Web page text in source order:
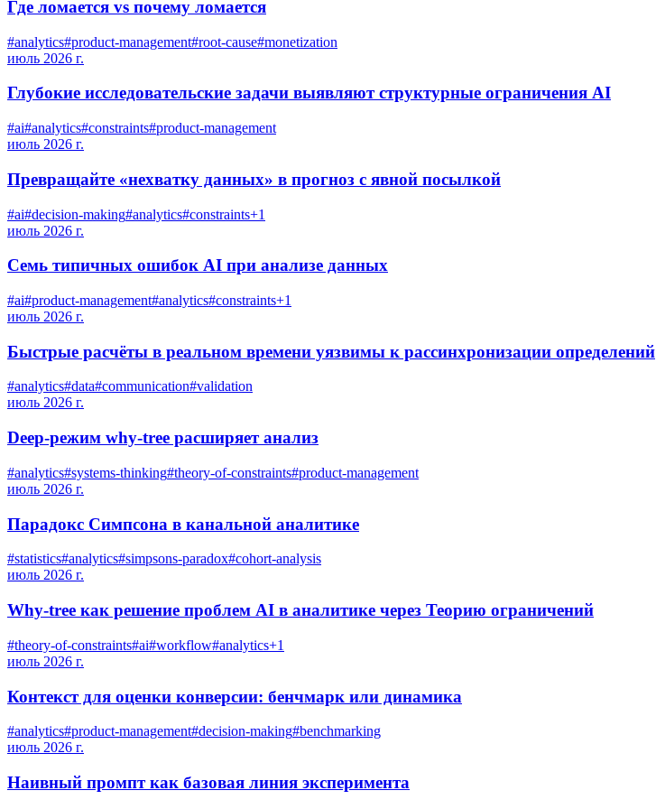
Где ломается vs почему ломается
#analytics#product-management#root-cause#monetization
июль 2026 г.
Глубокие исследовательские задачи выявляют структурные ограничения AI
#ai#analytics#constraints#product-management
июль 2026 г.
Превращайте «нехватку данных» в прогноз с явной посылкой
#ai#decision-making#analytics#constraints+1
июль 2026 г.
Семь типичных ошибок AI при анализе данных
#ai#product-management#analytics#constraints+1
июль 2026 г.
Быстрые расчёты в реальном времени уязвимы к рассинхронизации определений
#analytics#data#communication#validation
июль 2026 г.
Deep-режим why-tree расширяет анализ
#analytics#systems-thinking#theory-of-constraints#product-management
июль 2026 г.
Парадокс Симпсона в канальной аналитике
#statistics#analytics#simpsons-paradox#cohort-analysis
июль 2026 г.
Why-tree как решение проблем AI в аналитике через Теорию ограничений
#theory-of-constraints#ai#workflow#analytics+1
июль 2026 г.
Контекст для оценки конверсии: бенчмарк или динамика
#analytics#product-management#decision-making#benchmarking
июль 2026 г.
Наивный промпт как базовая линия эксперимента